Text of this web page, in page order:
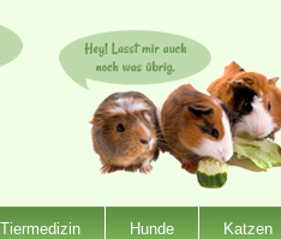
Hunde Katzen